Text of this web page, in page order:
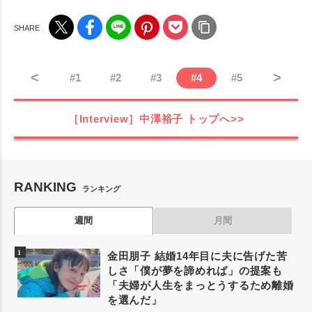
< #1 #2 #3 #4 #5 >
［Interview］中澤裕子 トップへ>>
RANKING ランキング
週間 月間
金田朋子 結婚14年目に夫に告げた苦
しさ「僕が夢を諦めれば」の提案も
「夫婦が人生をまっとうするため離婚
を選んだ」